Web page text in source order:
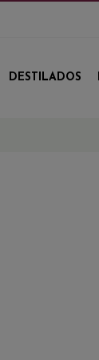
DESTILADOS